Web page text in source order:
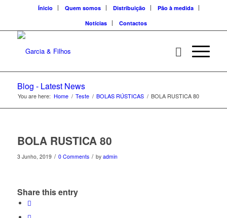
Ínicio Quem somos Distribuição
Pão à medida
Notícias
Contactos
Blog - Latest News
You are here: Home / Teste / BOLAS RÚSTICAS / BOLA RUSTICA 80
BOLA RUSTICA 80
3 Junho, 2019 / 0 Comments / by admin
Share this entry